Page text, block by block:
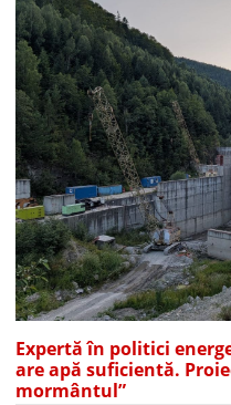
Expertă în politici
are apă suficientă.
mormântul”